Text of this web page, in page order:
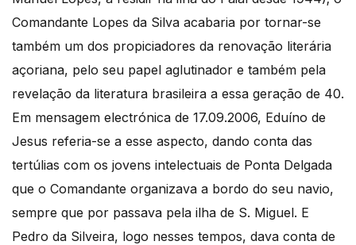
Comandante Lopes da Silva acabaria por tornar-se
também um dos propiciadores da renovação literária
açoriana, pelo seu papel aglutinador e também pela
revelação da literatura brasileira a essa geração de 40.
Em mensagem electrónica de 17.09.2006, Eduíno de
Jesus referia-se a esse aspecto, dando conta das
tertúlias com os jovens intelectuais de Ponta Delgada
que o Comandante organizava a bordo do seu navio,
sempre que por passava pela ilha de S. Miguel. E
Pedro da Silveira, logo nesses tempos, dava conta de